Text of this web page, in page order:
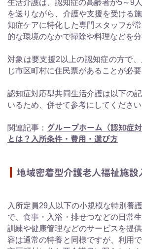
生活介護は、認知症の高齢者が5～9
を送りながら、介護や支援を受ける
知症ケアに特化した専門スタッフが
的な環境のなかで掃除や料理などを分
対象は要支援2以上の認知症の方で
じ市区町村に住民票があることが必要
認知症対応型共同生活介護は以下の
いるため、併せて参考にしてください
関連記事： グループホーム（認知症
とは？入所条件・費用・選び方
地域密着型介護老人福祉施設
入所定員29人以下の小規模な特別養
で、食事・入浴・排せつなどの日常
訓練や健康管理などのサービスを提
容は通常の特養と同様ですが、利用